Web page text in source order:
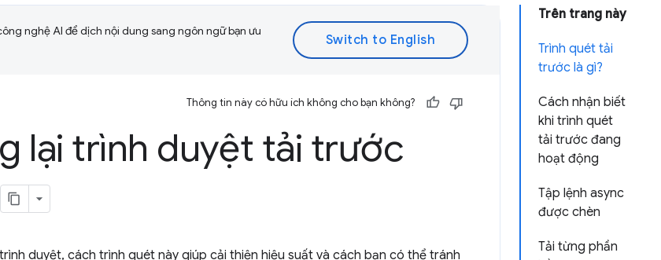
Trên trang này
Trình quét tải
trước là gì?
Cách nhận biết
khi trình quét
tải trước đang
hoạt động
Tập lệnh async
được chèn
Tải từng phần
nghệ AI để dịch nội dung sang ngôn ngữ bạn ưu
Thông tin này có hữu ích không cho bạn không?
lại trình duyệt tải trước
duyệt, cách trình quét này giúp cải thiện hiệu suất và cách bạn có thể tránh